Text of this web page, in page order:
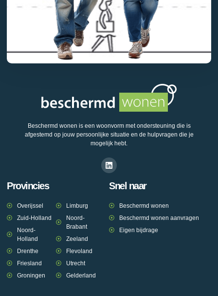
Beschermd wonen is een woonvorm met ondersteuning die is
afgestemd op jouw persoonlijke situatie en de hulpvragen die je
mogelijk hebt.
Provincies
Overijssel
Zuid-Holland
Noord-
Holland
Drenthe
Friesland
Groningen
Limburg
Noord-
Brabant
Zeeland
Flevoland
Utrecht
Gelderland
Snel naar
Beschermd wonen
Beschermd wonen aanvragen
Eigen bijdrage